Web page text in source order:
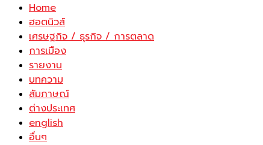
Home
ฮอตนิวส์
เศรษฐกิจ / ธุรกิจ / การตลาด
การเมือง
รายงาน
บทความ
สัมภาษณ์
ต่างประเทศ
english
อื่นๆ